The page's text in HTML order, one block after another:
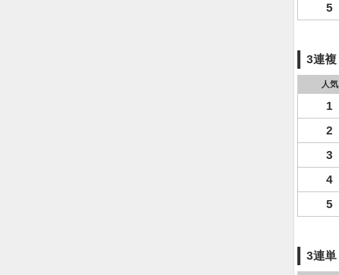
5
3連複
人気
1
2
3
4
5
3連単